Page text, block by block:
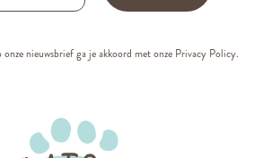
nieuwsbrief ga je akkoord met onze Privacy Policy.